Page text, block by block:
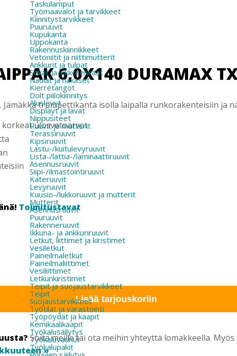
Taskulamput
Työmaavalot ja tarvikkeet
Kiinnitys­tarvikkeet
Puuruuvit
Kupukanta
Uppokanta
Rakennuskiinnikkeet
Vetoniitit ja niittimutterit
Ankkurit ja tulpat
Sokat ja lukkorenkaat
Naulat ja hakaset
Kierretangot
Dolt piilokiinnitys
Aluslevyt
Displayt ja lavat
Nippusiteet
Ruuvit ja mutterit
Terassiruuvit
Kipsiruuvit
Lastu-/kuitulevyruuvit
Lista-/lattia-/laminaattiruuvit
Asennusruuvit
Siipi-/ilmastointiruuvit
Kateruuvit
Levyruuvit
Kuusio-/lukkoruuvit ja mutterit
Mutterit
Asennusruuvit
Puuruuvit
Rakenneruuvit
Ikkuna- ja ankkuriruuvit
Letkut, liittimet ja kiristimet
Vesiletkut
Paineilmaletkut
Paineilmaliittimet
Vesiliittimet
Letkunkiristimet
Teipit ja suojaustarvikkeet
Teipit
Suojaustarvikkeet
Työtilat ja varastointi
Työpöydät ja kaapit
Kemikaalikaapit
Työkalusäilytys
Työkaluvaunut
Työkalupakit
6,0X140 DURAMAX
trumpettikanta isolla laipalla runkorakenteisiin ja
korkeat ulosvetoarvot
Toimitustavat
Lisää tarjouskoriin
Soita meille tai ota meihin yhteyttä lomakkeella.
»